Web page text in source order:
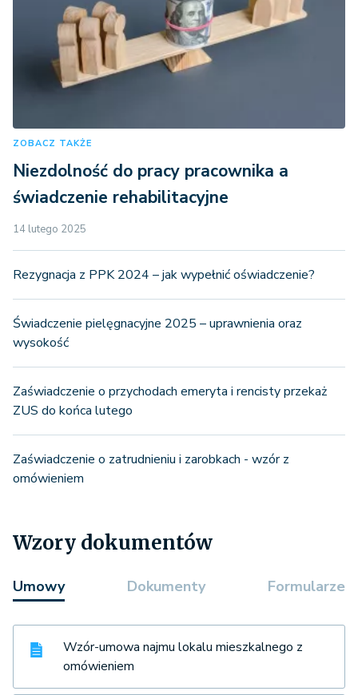
ZOBACZ TAKŻE
Niezdolność do pracy pracownika a
świadczenie rehabilitacyjne
14 lutego 2025
Rezygnacja z PPK 2024 – jak wypełnić oświadczenie?
Świadczenie pielęgnacyjne 2025 – uprawnienia oraz
wysokość
Zaświadczenie o przychodach emeryta i rencisty przekaż
ZUS do końca lutego
Zaświadczenie o zatrudnieniu i zarobkach - wzór z
omówieniem
Wzory dokumentów
Umowy Dokumenty Formularze
Wzór-umowa najmu lokalu mieszkalnego z
omówieniem